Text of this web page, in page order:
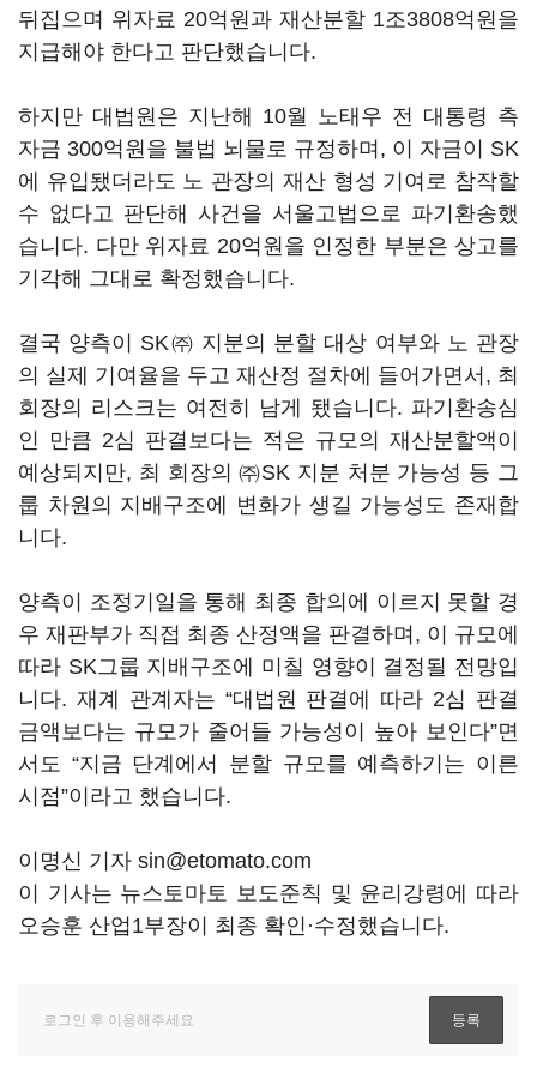
뒤집으며 위자료 20억원과 재산분할 1조3808억원을
지급해야 한다고 판단했습니다.
하지만 대법원은 지난해 10월 노태우 전 대통령 측
자금 300억원을 불법 뇌물로 규정하며, 이 자금이 SK
에 유입됐더라도 노 관장의 재산 형성 기여로 참작할
수 없다고 판단해 사건을 서울고법으로 파기환송했
습니다. 다만 위자료 20억원을 인정한 부분은 상고를
기각해 그대로 확정했습니다.
결국 양측이 SK㈜ 지분의 분할 대상 여부와 노 관장
의 실제 기여율을 두고 재산정 절차에 들어가면서, 최
회장의 리스크는 여전히 남게 됐습니다. 파기환송심
인 만큼 2심 판결보다는 적은 규모의 재산분할액이
예상되지만, 최 회장의 ㈜SK 지분 처분 가능성 등 그
룹 차원의 지배구조에 변화가 생길 가능성도 존재합
니다.
양측이 조정기일을 통해 최종 합의에 이르지 못할 경
우 재판부가 직접 최종 산정액을 판결하며, 이 규모에
따라 SK그룹 지배구조에 미칠 영향이 결정될 전망입
니다. 재계 관계자는 “대법원 판결에 따라 2심 판결
금액보다는 규모가 줄어들 가능성이 높아 보인다”면
서도 “지금 단계에서 분할 규모를 예측하기는 이른
시점”이라고 했습니다.
이명신 기자 sin@etomato.com
이 기사는 뉴스토마토 보도준칙 및 윤리강령에 따라
오승훈 산업1부장이 최종 확인·수정했습니다.